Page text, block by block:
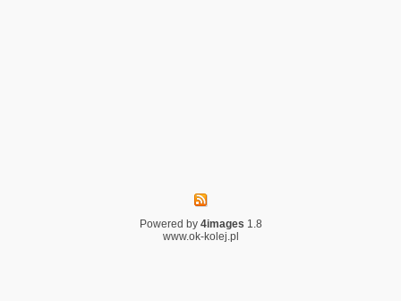
Powered by 4images 1.8
www.ok-kolej.pl